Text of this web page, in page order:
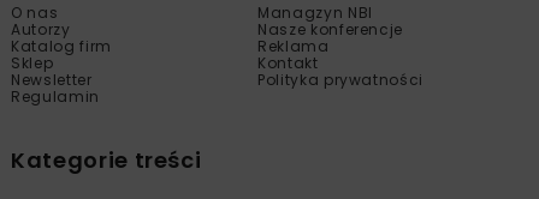
O nas
Managzyn NBI
Autorzy
Nasze konferencje
Katalog firm
Reklama
Sklep
Kontakt
Newsletter
Polityka prywatności
Regulamin
Kategorie treści